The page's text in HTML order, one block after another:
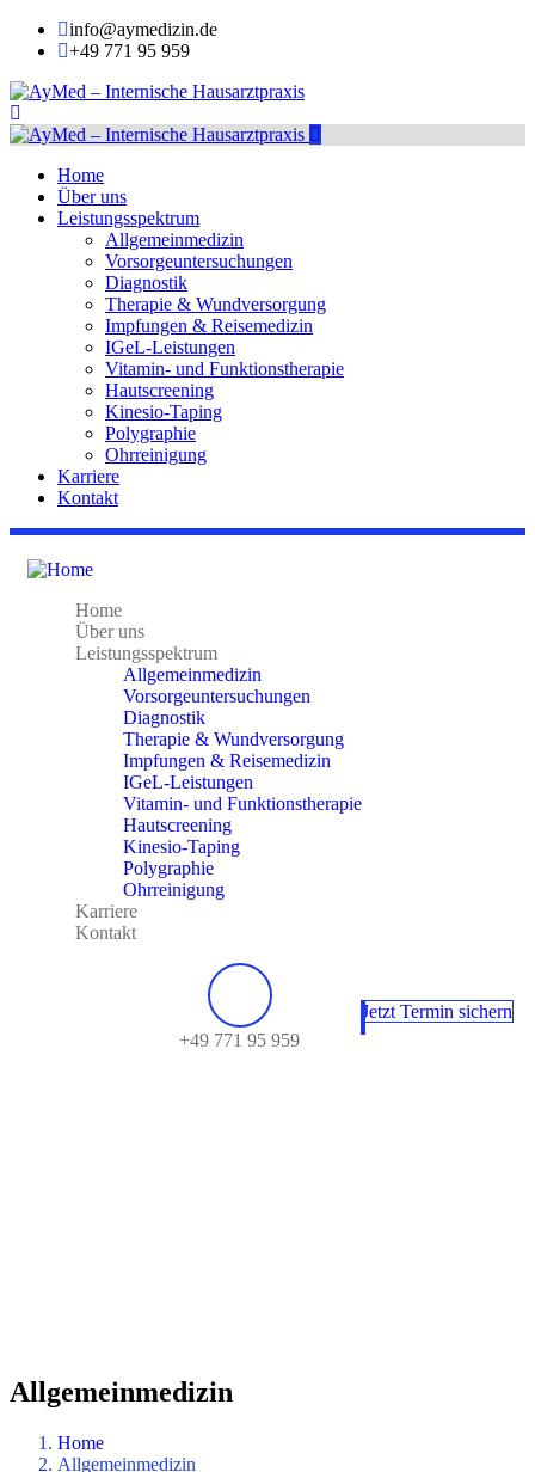
info@aymedizin.de
+49 771 95 959
Home
Über uns
Leistungsspektrum
Allgemeinmedizin
Vorsorgeuntersuchungen
Diagnostik
Therapie & Wundversorgung
Impfungen & Reisemedizin
IGeL-Leistungen
Vitamin- und Funktionstherapie
Hautscreening
Kinesio-Taping
Polygraphie
Ohrreinigung
Karriere
Kontakt
Home
Über uns
Leistungsspektrum
Allgemeinmedizin
Vorsorgeuntersuchungen
Diagnostik
Therapie & Wundversorgung
Impfungen & Reisemedizin
IGeL-Leistungen
Vitamin- und Funktionstherapie
Hautscreening
Kinesio-Taping
Polygraphie
Ohrreinigung
Karriere
Kontakt
+49 771 95 959
Jetzt Termin sichern
Allgemeinmedizin
Home
Allgemeinmedizin